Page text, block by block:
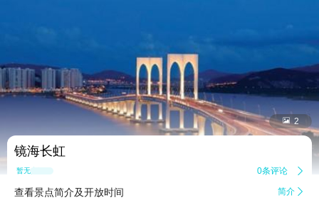
 2
镜海长虹
暂无点评 0条评论 
查看景点简介及开放时间 简介 